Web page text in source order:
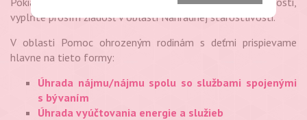
vyplňte prosím žiadosť v oblasti Náhradnej starostlivosti.
V oblasti Pomoc ohrozeným rodinám s deťmi prispievame
hlavne na tieto formy:
Úhrada nájmu/nájmu spolu so službami spojenými
s bývaním
Úhrada vyúčtovania energie a služieb